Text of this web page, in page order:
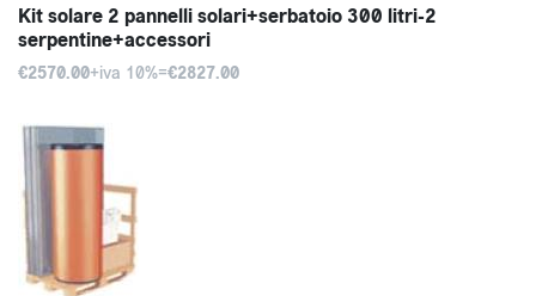
Kit solare 2 pannelli solari+serbatoio 300 litri-2
serpentine+accessori
€2570.00+iva 10%=€2827.00